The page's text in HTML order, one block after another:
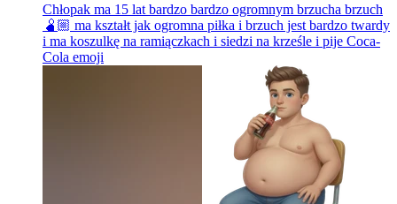
Chłopak ma 15 lat bardzo bardzo ogromnym brzucha brzuch
🫄🏼 ma kształt jak ogromna piłka i brzuch jest bardzo twardy
i ma koszulkę na ramiączkach i siedzi na krześle i pije Coca-
Cola emoji